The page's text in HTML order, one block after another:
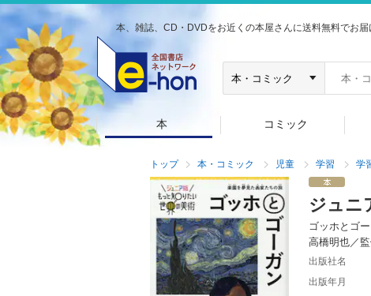
本、雑誌、CD・DVDをお近くの本屋さんに送料無料でお届
本 コミック
トップ 本・コミック 児童 学習 学
ジュニ
ゴッホとゴ
高橋明也／
出版社名
出版年月